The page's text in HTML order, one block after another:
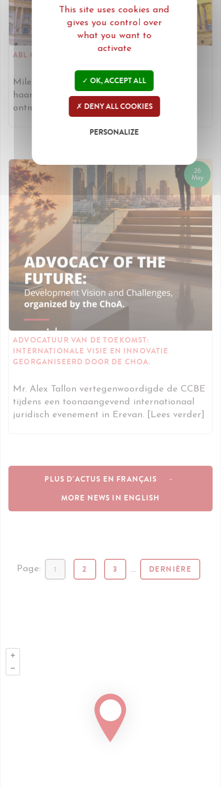
ABL CONGRES IN WENEN.
Miles trekt naar Wenen om
haar internationale ABL partners te
ontmoeten. [Lees verder]
26
May
ADVOCATUUR VAN DE TOEKOMST:
INTERNATIONALE VISIE EN INNOVATIE
GEORGANISEERD DOOR DE CHOA.
Mr. Alex Tallon vertegenwoordigde de CCBE
tijdens een toonaangevend internationaal
juridisch evenement in Erevan. [Lees verder]
PLUS D'ACTUS EN FRANÇAIS
-
MORE NEWS IN ENGLISH
Page: 1 2 3 ... DERNIÈRE
This site uses cookies and
gives you control over
what you want to
activate
OK, ACCEPT ALL
DENY ALL COOKIES
PERSONALIZE